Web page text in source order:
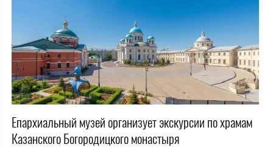
Епархиальный музей организует экскурсии по храмам
Казанского Богородицкого монастыря